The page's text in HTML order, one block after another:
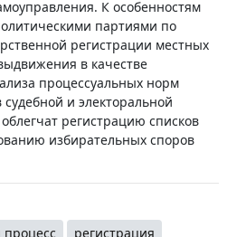
К особенностям
партиями по
регистрации местных
в качестве
процессуальных норм
и электоральной
регистрацию списков
избирательных споров
регистрация